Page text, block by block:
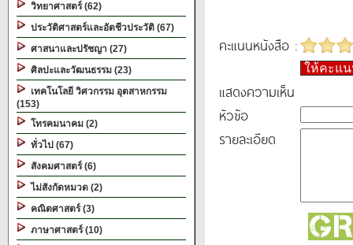
วิทยาศาสตร์ (62)
ประวัติศาสตร์และอัตชีวประวัติ (67)
ศาสนาและปรัชญา (27)
ศิลปะและวัฒนธรรม (23)
เทคโนโลยี วิศวกรรม อุตสาหกรรม
(153)
โทรคมนาคม (2)
ทั่วไป (67)
สังคมศาสตร์ (6)
ไม่สังกัดหมวด (2)
คณิตศาสตร์ (3)
ภาษาศาสตร์ (10)
คะแนนหนังสือ :
ให้คะแ
แสดงความเห็น
หัวข้อ
รายละเอียด